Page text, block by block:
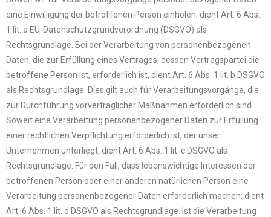
eine Einwilligung der betroffenen Person einholen, dient Art. 6 Abs.
1 lit. a EU-Datenschutzgrundverordnung (DSGVO) als
Rechtsgrundlage. Bei der Verarbeitung von personenbezogenen
Daten, die zur Erfüllung eines Vertrages, dessen Vertragspartei die
betroffene Person ist, erforderlich ist, dient Art. 6 Abs. 1 lit. b DSGVO
als Rechtsgrundlage. Dies gilt auch für Verarbeitungsvorgänge, die
zur Durchführung vorvertraglicher Maßnahmen erforderlich sind.
Soweit eine Verarbeitung personenbezogener Daten zur Erfüllung
einer rechtlichen Verpflichtung erforderlich ist, der unser
Unternehmen unterliegt, dient Art. 6 Abs. 1 lit. c DSGVO als
Rechtsgrundlage. Für den Fall, dass lebenswichtige Interessen der
betroffenen Person oder einer anderen natürlichen Person eine
Verarbeitung personenbezogener Daten erforderlich machen, dient
Art. 6 Abs. 1 lit. d DSGVO als Rechtsgrundlage. Ist die Verarbeitung